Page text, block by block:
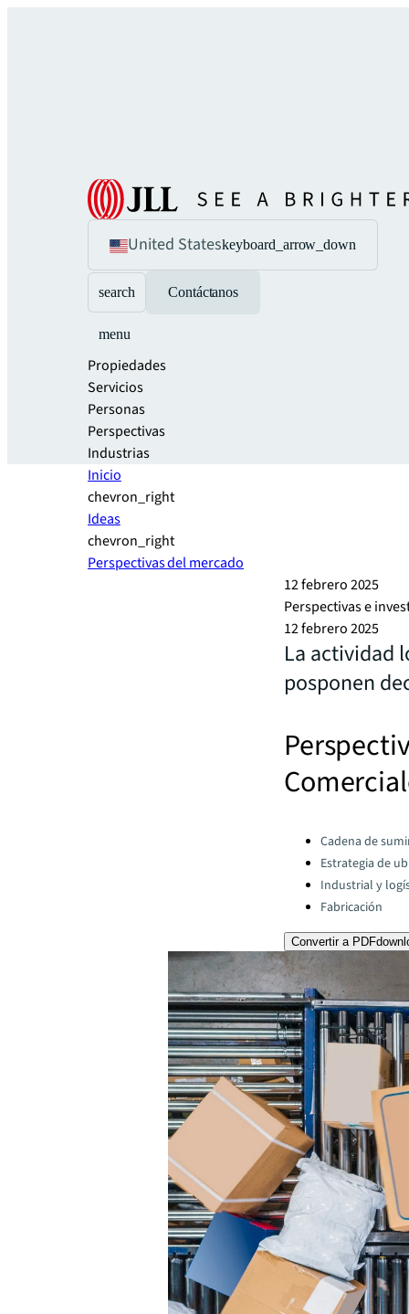
United Stateskeyboard_arrow_down
search Contáctanos
menu
Propiedades
Servicios
Personas
Perspectivas
Industrias
Inicio
chevron_right
Ideas
chevron_right
Perspectivas del mercado
12 febrero 2025
Perspectivas e
12 febrero 2025
La actividad
posponen
Categories:
Cadena de
Estrategia de
Industrial y
Fabricación
Convertir a PDF